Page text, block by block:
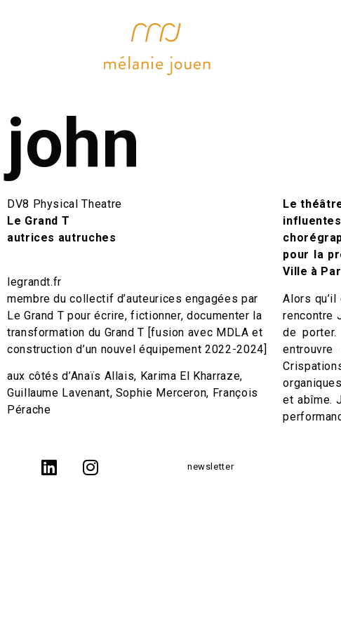
john
DV8 Physical Theatre
Le Grand T
autrices autruches
legrandt.fr
membre du collectif d’auteurices engagées par
Le Grand T pour écrire, fictionner, documenter la
transformation du Grand T [fusion avec MDLA et
construction d’un nouvel équipement 2022-2024]
aux côtés d’Anaïs Allais, Karima El Kharraze,
Guillaume Lavenant, Sophie Merceron, François
Pérache
Le
pour la
Ville à
Alors
rencontre
de porter.
et abîme.
newsletter